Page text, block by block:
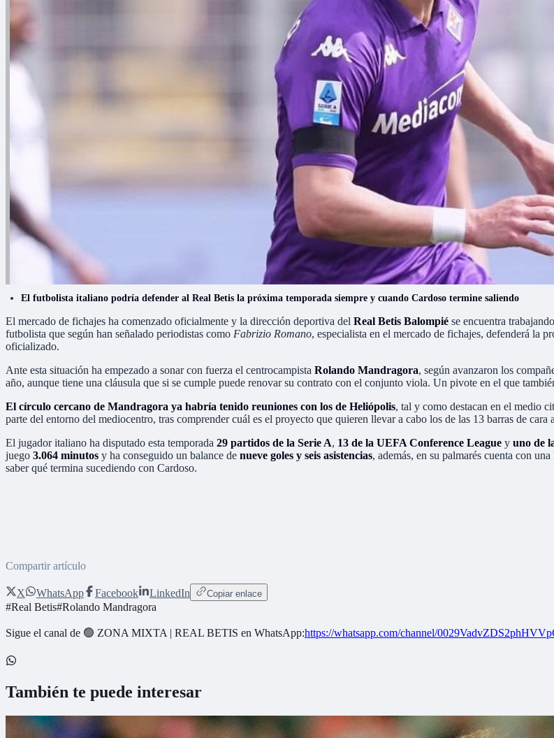
El futbolista italiano podría defender al Real Betis la próxima temporada siempre y cuando Cardoso termine saliendo
El mercado de fichajes ha comenzado oficialmente y la dirección deportiva del Real Betis Balompié se encuentra
futbolista que según han señalado periodistas como Fabrizio Romano, especialista en el mercado de fichajes, defenderá la
oficializado.
Ante esta situación ha empezado a sonar con fuerza el centrocampista Rolando Mandragora, según avanzaron los
año, aunque tiene una cláusula que si se cumple puede renovar su contrato con el conjunto viola. Un pivote en el que
El círculo cercano de Mandragora ya habría tenido reuniones con los de Heliópolis, tal y como destacan en el medio
parte del entorno del mediocentro, tras comprender cuál es el proyecto que quieren llevar a cabo los de las 13 barras de cara
El jugador italiano ha disputado esta temporada 29 partidos de la Serie A, 13 de la UEFA Conference League y uno de
juego 3.064 minutos y ha conseguido un balance de nueve goles y seis asistencias, además, en su palmarés cuenta con
saber qué termina sucediendo con Cardoso.
Compartir artículo
X WhatsApp Facebook LinkedIn Copiar enlace
#Real Betis#Rolando Mandragora
Sigue el canal de 🟢 ZONA MIXTA | REAL BETIS en WhatsApp:https://whatsapp.com/channel/
También te puede interesar